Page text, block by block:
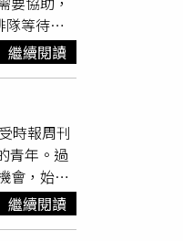
。正式
希望為她
，她則
、笑喊男
衫，透過
攝的
平時比
（圖／
，以品
日俱樂
個角落都
茶元素，
等待使
資料，由
災區，讓
本，也希
你也好
的機器，
了」、
嬤繳費完
說前面的
心的我是
繼續閱讀
時報周刊
青年。過
會，始終
「我跟他
多年的前
繼續閱讀